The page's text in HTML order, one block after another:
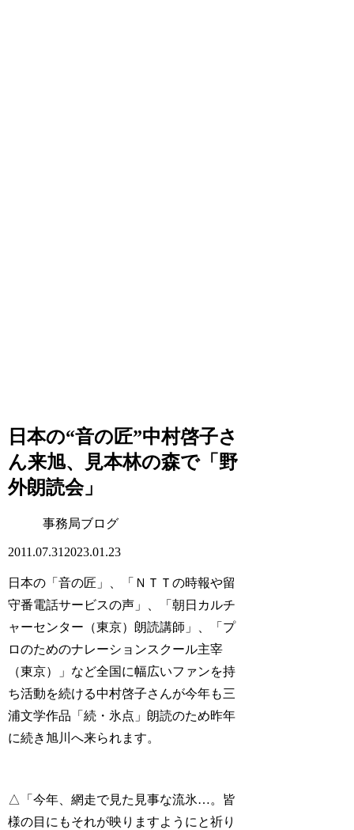
日本の“音の匠”中村啓子さ
ん来旭、見本林の森で「野
外朗読会」
事務局ブログ
2011.07.31 2023.01.23
日本の「音の匠」、「ＮＴＴの時報や留
守番電話サービスの声」、「朝日カルチ
ャーセンター（東京）朗読講師」、「プ
ロのためのナレーションスクール主宰
（東京）」など全国に幅広いファンを持
ち活動を続ける中村啓子さんが今年も三
浦文学作品「続・氷点」朗読のため昨年
に続き旭川へ来られます。
△「今年、網走で見た見事な流氷…。皆
様の目にもそれが映りますようにと祈り